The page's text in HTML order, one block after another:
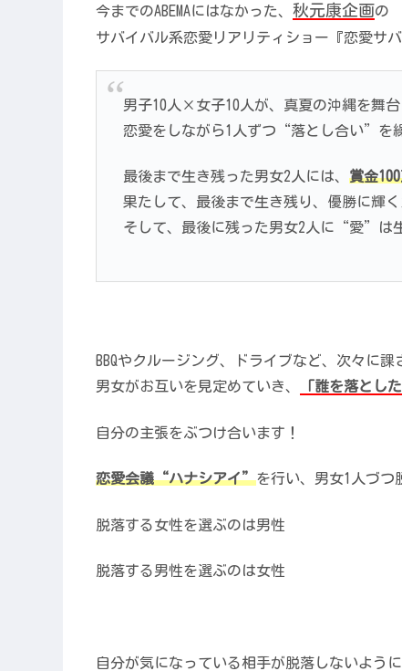
今までのABEMAにはなかった、 秋元康企画の
サバイバル系恋愛リアリティショー『恋愛サ
男子10人×女子10人が、真夏の沖縄を舞台
恋愛をしながら1人ずつ“落とし合い”を
最後まで生き残った男女2人には、 賞金
果たして、最後まで生き残り、優勝に輝
そして、最後に残った男女2人に“愛”は
BBQやクルージング、ドライブなど、次々に課
男女がお互いを見定めていき、
「誰を落とし
自分の主張をぶつけ合います！
恋愛会議“ハナシアイ”を行い、男女1人づつ
脱落する女性を選ぶのは男性
脱落する男性を選ぶのは女性
自分が気になっている相手が脱落しないよう